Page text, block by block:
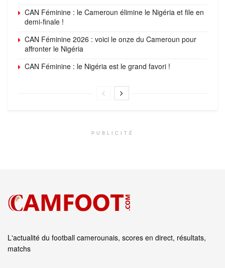
CAN Féminine : le Cameroun élimine le Nigéria et file en
demi-finale !
CAN Féminine 2026 : voici le onze du Cameroun pour
affronter le Nigéria
CAN Féminine : le Nigéria est le grand favori !
PUBLICITÉ
L'actualité du football camerounais, scores en direct, résultats,
matchs